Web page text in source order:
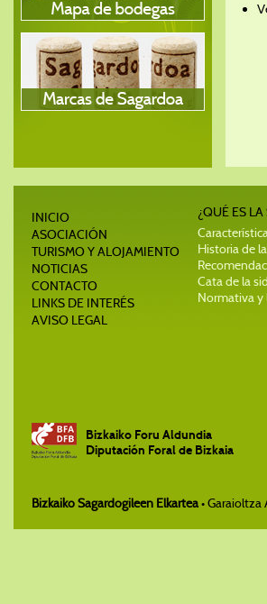
INICIO
ASOCIACIÓN
TURISMO Y ALOJAMIENTO
NOTICIAS
CONTACTO
LINKS DE INTERÉS
AVISO LEGAL
¿QUÉ ES
Historia de
Cata de la
Normativa y
Bizkaiko Foru Aldundia
Diputación Foral de Bizkaia
Bizkaiko Sagardogileen Elkartea•